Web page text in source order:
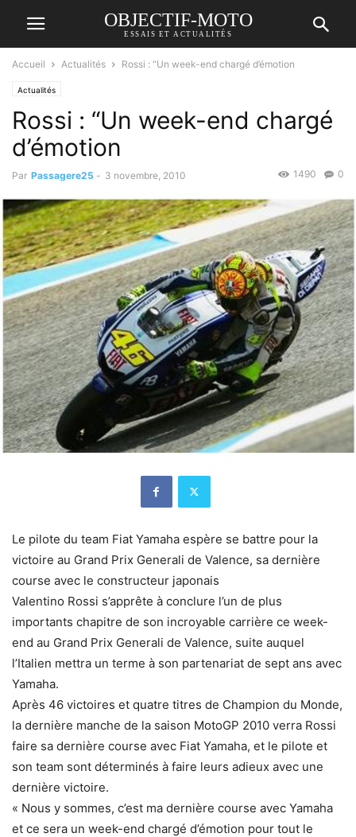
OBJECTIF-MOTO
ESSAIS ET ACTUALITÉS
Accueil Actualités Rossi : “Un week-end chargé d’émotion
Actualités
Rossi : “Un week-end chargé
d’émotion
Par Passagere25 - 3 novembre, 2010 0
1490
Le pilote du team Fiat Yamaha espère se battre pour la
victoire au Grand Prix Generali de Valence, sa dernière
course avec le constructeur japonais
Valentino Rossi s’apprête à conclure l’un de plus
importants chapitre de son incroyable carrière ce week-
end au Grand Prix Generali de Valence, suite auquel
l’Italien mettra un terme à son partenariat de sept ans avec
Yamaha.
Après 46 victoires et quatre titres de Champion du Monde,
la dernière manche de la saison MotoGP 2010 verra Rossi
faire sa dernière course avec Fiat Yamaha, et le pilote et
son team sont déterminés à faire leurs adieux avec une
dernière victoire.
« Nous y sommes, c’est ma dernière course avec Yamaha
et ce sera un week-end chargé d’émotion pour tout le